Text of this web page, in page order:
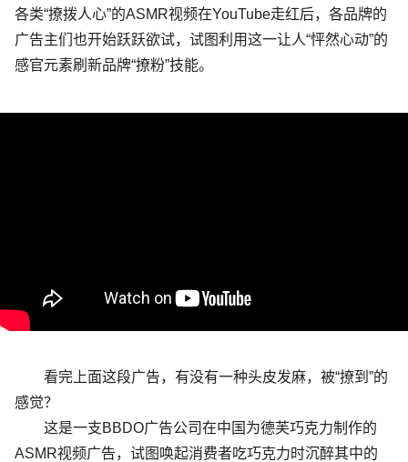
各类“撩拨人心”的ASMR视频在YouTube走红后，各品牌的
广告主们也开始跃跃欲试，试图利用这一让人“怦然心动”的
感官元素刷新品牌“撩粉”技能。
看完上面这段广告，有没有一种头皮发麻，被“撩到 ”的
感觉？
这是一支BBDO广告公司在中国为德芙巧克力制作的
ASMR视频广告，试图唤起消费者吃巧克力时沉醉其中的